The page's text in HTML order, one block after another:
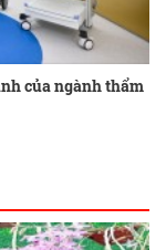
của ngành thẩm